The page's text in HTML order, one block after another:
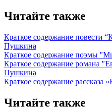
Читайте также
Краткое содержание повести
Пушкина
Краткое содержание поэмы
Краткое содержание романа
Пушкина
Краткое содержание рассказа
Читайте также